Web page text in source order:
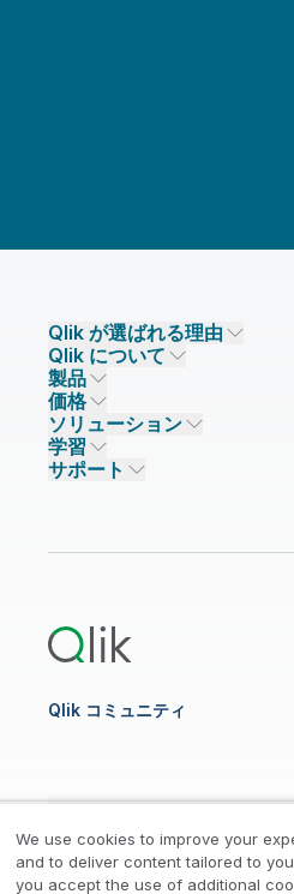
Qlik が選ばれる理由
Qlik が選ばれる理由
信頼とセキュリティ
信頼とプライバシー
信頼と AI
主なテクノロジーパートナー
データソースとターゲット
Qlik について
企業情報
採用情報
ニュースルーム
事業所 / 連絡先
製品
データ統合とデータ品質
Qlik Talend
Qlik Talend Cloud
Talend Data Fabric
価格
データ統合
データ分析
AI / 機械学習
ソリューション
ソリューションパートナー
パートナー検索
学習
イベント
サポート
Qlik コミュニティ
We use cookies to improve your
and to deliver content tailored to
you accept the use of additional